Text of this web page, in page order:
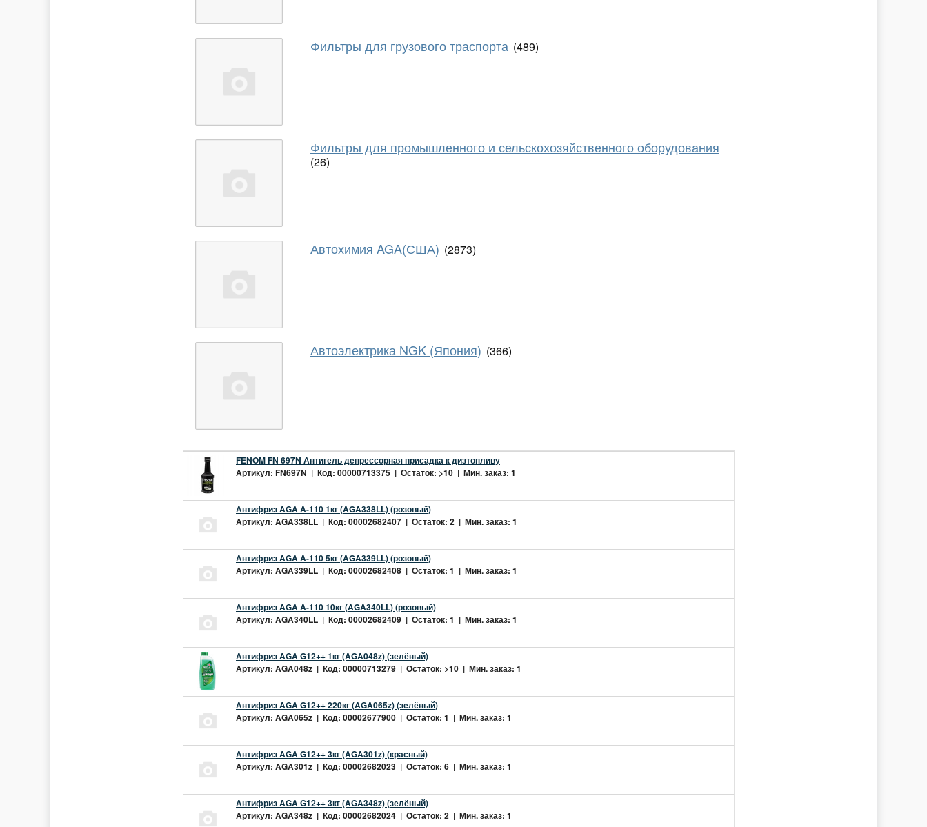
Фильтры для грузового траспорта (489)
Фильтры для промышленного и сельскохозяйственного оборудования
(26)
Автохимия AGA(США) (2873)
Автоэлектрика NGK (Япония) (366)
FENOM FN 697N Антигель депрессорная присадка к дизтопливу
Артикул: FN697N | Код: 00000713375 | Остаток: >10 | Мин. заказ: 1
Антифриз AGA A-110 1кг (AGA338LL) (розовый)
Артикул: AGA338LL | Код: 00002682407 | Остаток: 2 | Мин. заказ: 1
Антифриз AGA A-110 5кг (AGA339LL) (розовый)
Артикул: AGA339LL | Код: 00002682408 | Остаток: 1 | Мин. заказ: 1
Антифриз AGA A-110 10кг (AGA340LL) (розовый)
Артикул: AGA340LL | Код: 00002682409 | Остаток: 1 | Мин. заказ: 1
Антифриз AGA G12++ 1кг (AGA048z) (зелёный)
Артикул: AGA048z | Код: 00000713279 | Остаток: >10 | Мин. заказ: 1
Антифриз AGA G12++ 220кг (AGA065z) (зелёный)
Артикул: AGA065z | Код: 00002677900 | Остаток: 1 | Мин. заказ: 1
Антифриз AGA G12++ 3кг (AGA301z) (красный)
Артикул: AGA301z | Код: 00002682023 | Остаток: 6 | Мин. заказ: 1
Антифриз AGA G12++ 3кг (AGA348z) (зелёный)
Артикул: AGA348z | Код: 00002682024 | Остаток: 2 | Мин. заказ: 1